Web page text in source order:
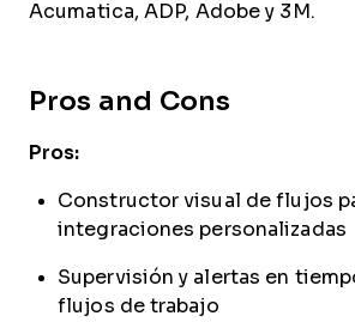
Acumatica, ADP, Adobe y 3M.
Pros and Cons
Pros:
Constructor visual de flujos
integraciones personalizadas
Supervisión y alertas en
flujos de trabajo